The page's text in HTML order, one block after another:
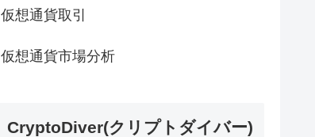
仮想通貨取引
仮想通貨市場分析
CryptoDiver(クリプトダイバー)